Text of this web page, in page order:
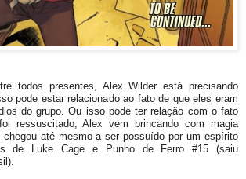
todos presentes, Alex Wilder está precisando
pode estar relacionado ao fato de que eles eram
do grupo. Ou isso pode ter relação com o fato
ressuscitado, Alex vem brincando com magia
chegou até mesmo a ser possuído por um espírito
de Luke Cage e Punho de Ferro #15 (saiu